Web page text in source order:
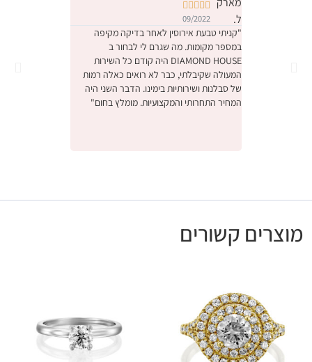





09/2022
"קניתי טבעת אירוסין לאחר בדיקה מקיפה
במספר מקומות. מה שגרם לי לבחור ב
DIAMOND HOUSE היה קודם כל השירות
המעולה שקיבלתי, כבר לא רואים כאלה רמות
של סבלנות ושירותיות בימינו. הדבר השני היה
המחיר התחרותי והמקצועיות. מומלץ בחום"
מוצרים קשורים